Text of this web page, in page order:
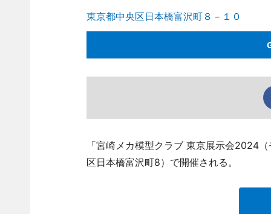
東京都中央区日本橋富沢町８－１０
「宮崎メカ模型クラブ 東京展示会2024
区日本橋富沢町8）で開催される。